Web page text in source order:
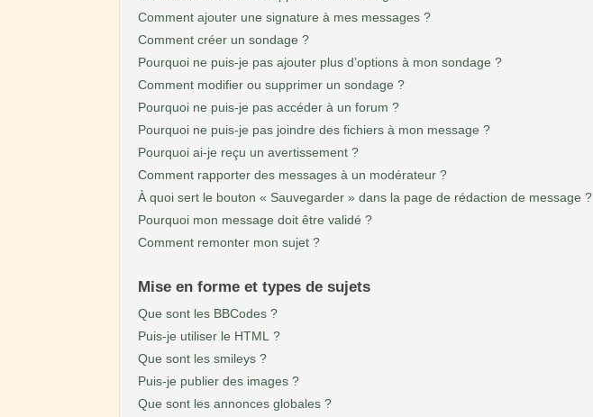
Comment ajouter une signature à mes messages ?
Comment créer un sondage ?
Pourquoi ne puis-je pas ajouter plus d’options à mon sondage ?
Comment modifier ou supprimer un sondage ?
Pourquoi ne puis-je pas accéder à un forum ?
Pourquoi ne puis-je pas joindre des fichiers à mon message ?
Pourquoi ai-je reçu un avertissement ?
Comment rapporter des messages à un modérateur ?
À quoi sert le bouton « Sauvegarder » dans la page de rédaction de message ?
Pourquoi mon message doit être validé ?
Comment remonter mon sujet ?
Mise en forme et types de sujets
Que sont les BBCodes ?
Puis-je utiliser le HTML ?
Que sont les smileys ?
Puis-je publier des images ?
Que sont les annonces globales ?